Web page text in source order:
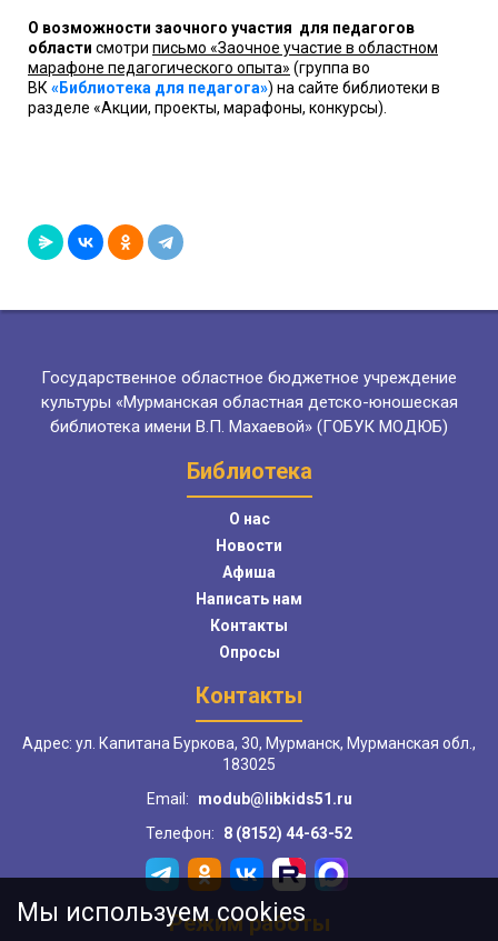
О возможности заочного участия для педагогов
области смотри письмо «Заочное участие в областном
марафоне педагогического опыта» (группа во
ВК«Библиотека для педагога») на сайте библиотеки в
разделе «Акции, проекты, марафоны, конкурсы).
Государственное областное бюджетное учреждение
культуры «Мурманская областная детско-юношеская
библиотека имени В.П. Махаевой» (ГОБУК МОДЮБ)
Библиотека
О нас
Новости
Афиша
Написать нам
Контакты
Опросы
Контакты
Адрес: ул. Капитана Буркова, 30, Мурманск, Мурманская обл.,
183025
Email:
modub@libkids51.ru
Телефон:
8 (8152) 44-63-52
Режим работы
Мы используем cookies